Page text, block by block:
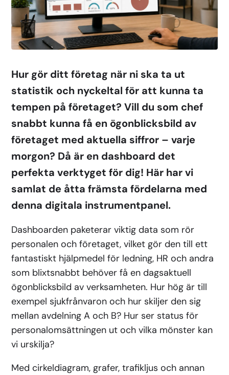
Hur gör ditt företag när ni ska ta ut
statistik och nyckeltal för att kunna ta
tempen på företaget? Vill du som chef
snabbt kunna få en ögonblicksbild av
företaget med aktuella siffror – varje
morgon? Då är en dashboard det
perfekta verktyget för dig! Här har vi
samlat de åtta främsta fördelarna med
denna digitala instrumentpanel.
Dashboarden paketerar viktig data som rör
personalen och företaget, vilket gör den till ett
fantastiskt hjälpmedel för ledning, HR och andra
som blixtsnabbt behöver få en dagsaktuell
ögonblicksbild av verksamheten. Hur hög är till
exempel sjukfrånvaron och hur skiljer den sig
mellan avdelning A och B? Hur ser status för
personalomsättningen ut och vilka mönster kan
vi urskilja?
Med cirkeldiagram, grafer, trafikljus och annan